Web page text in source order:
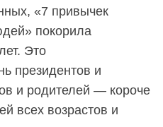
«7 привычек
покорила
Это
президентов и
и родителей — короче
всех возрастов и